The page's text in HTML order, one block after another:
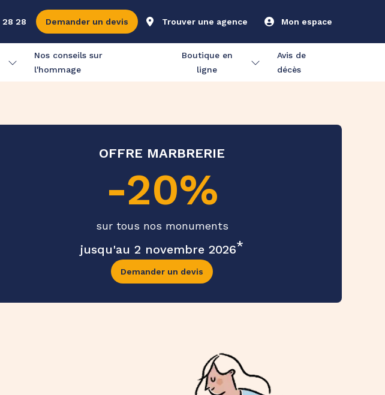
28 28 Demander un devis Trouver une agence Mon espace
Nos conseils sur
l'hommage
Boutique en
ligne
Avis de
décès
OFFRE MARBRERIE
-20%
sur tous nos monuments
jusqu'au 2 novembre 2026*
Demander un devis